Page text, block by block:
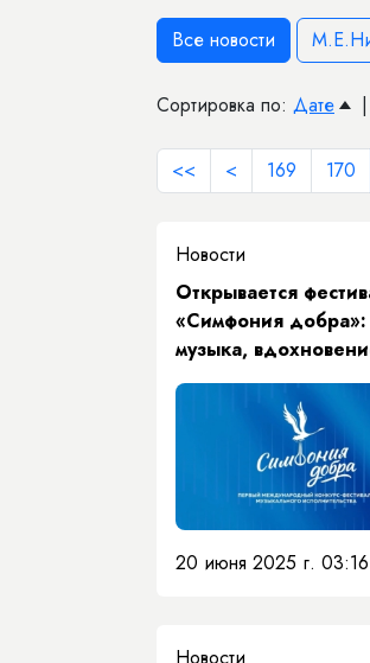
Все новости
Сортировка по: Дате |
<< < 169 170
Новости
Открывается
«Симфония добра»:
музыка,
таланты всего мира
20 июня 2025 г. 03:16
Новости